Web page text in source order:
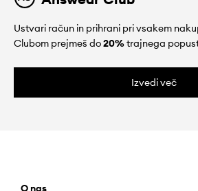
Ustvari račun in prihrani pri vsakem
Clubom prejmeš do20%trajnega
Izvedi več